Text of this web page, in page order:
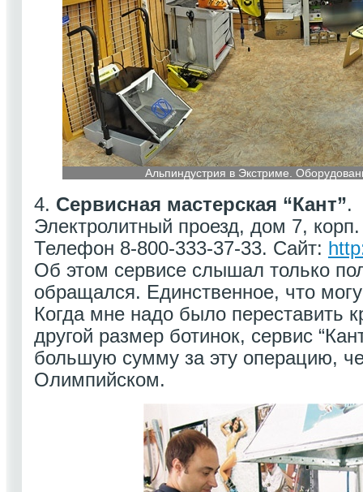
Альпиндустрия в Экстриме.
4. Сервисная мастерская “Кант”.
Электролитный проезд, дом 7,
Телефон 8-800-333-37-33. Сайт:
Об этом сервисе слышал только
обращался. Единственное, что
Когда мне надо было переставить
другой размер ботинок, сервис
большую сумму за эту операцию,
Олимпийском.